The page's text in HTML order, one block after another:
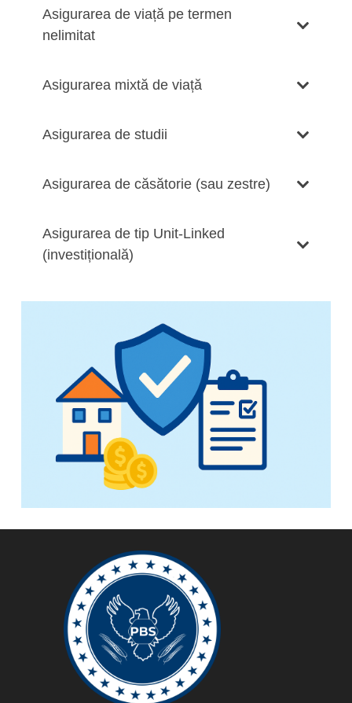
Asigurarea de viață pe termen
nelimitat
Asigurarea mixtă de viață
Asigurarea de studii
Asigurarea de căsătorie (sau zestre)
Asigurarea de tip Unit-Linked
(investițională)